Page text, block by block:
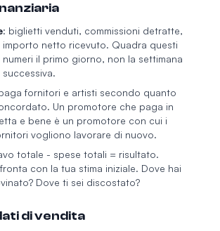
: biglietti venduti, commissioni detratte,
importo netto ricevuto. Quadra questi
numeri il primo giorno, non la settimana
successiva.
fornitori e artisti secondo quanto
Un promotore che paga in
e bene è un promotore con cui i
vogliono lavorare di nuovo.
totale - spese totali = risultato.
con la tua stima iniziale. Dove hai
Dove ti sei discostato?
di vendita